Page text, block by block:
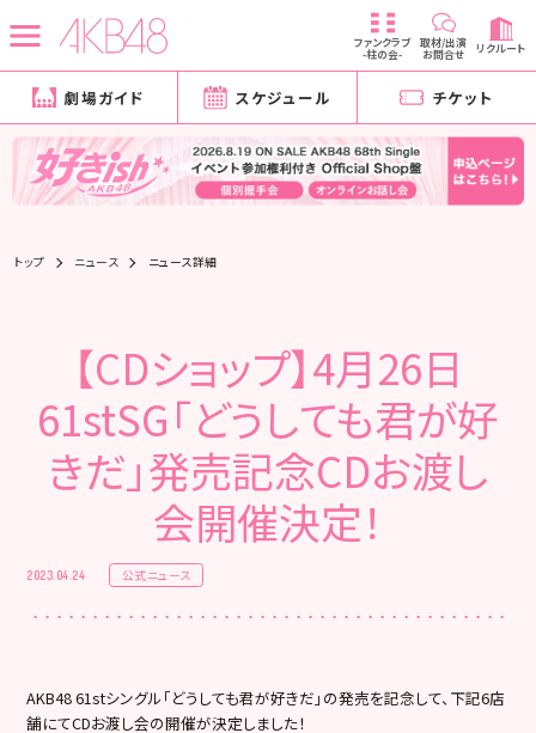
ファンクラブ
-柱の会-
取材/出演
お問合せ リクルート
劇場ガイド スケジュール チケット
トップ ニュース ニュース詳細
【CDショップ】4月26日
61stSG「どうしても君が好
きだ」発売記念CDお渡し
会開催決定！
2023.04.24 公式ニュース
AKB48 61stシングル「どうしても君が好きだ」の発売を記念して、下記6店
舗にてCDお渡し会の開催が決定しました！